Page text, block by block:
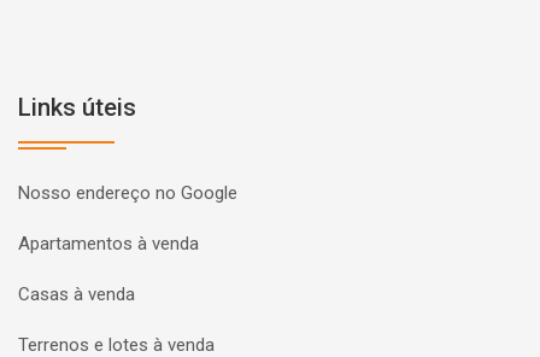
Links úteis
Nosso endereço no Google
Apartamentos à venda
Casas à venda
Terrenos e lotes à venda